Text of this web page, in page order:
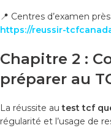
📍 Centres d’examen près
https://reussir-
Chapitre 2 :
préparer au
La réussite autest tcf
régularité et l’usage de